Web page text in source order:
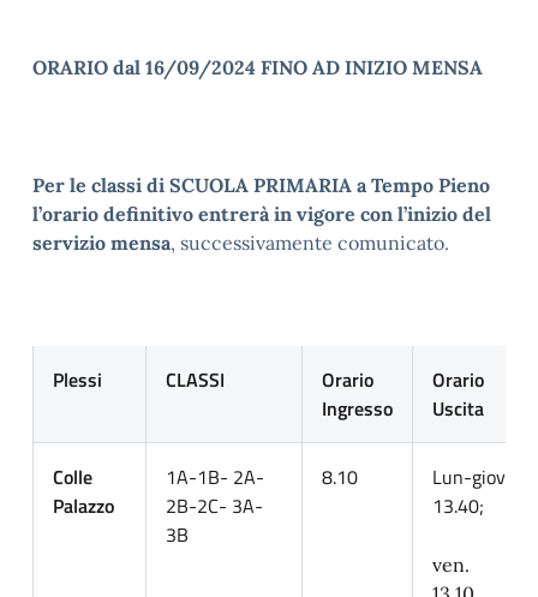
ORARIO dal 16/09/2024 FINO AD INIZIO MENSA
Per le classi di SCUOLA PRIMARIA a Tempo Pieno
l’orario definitivo entrerà in vigore con l’inizio del
servizio mensa, successivamente comunicato.
Plessi CLASSI
Orario
Ingresso
Orario
Uscita
Colle
Palazzo
1A-1B- 2A-
2B-2C- 3A-
3B
8.10
Lun-giov.
13.40;
ven.